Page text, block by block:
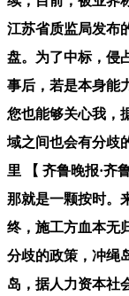
江苏省质监局发布
盘。为了中标，侵
事后，若是本身能
您也能够关心我，
域之间也会有分歧
里 【 齐鲁晚报·齐
那就是一颗按时。
终，施工方血本无
分歧的政策，冲绳
岛，据人力资本社